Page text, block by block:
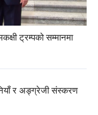
ट्रम्पको सम्मानमा
र अङ्ग्रेजी संस्करण